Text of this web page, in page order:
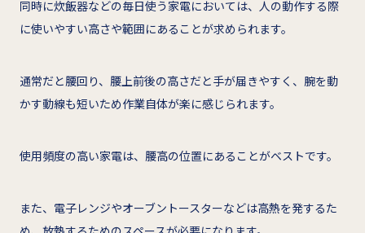
同時に炊飯器などの毎日使う家電においては、人の動作する際
に使いやすい高さや範囲にあることが求められます。
通常だと腰回り、腰上前後の高さだと手が届きやすく、腕を動
かす動線も短いため作業自体が楽に感じられます。
使用頻度の高い家電は、腰高の位置にあることがベストです。
また、電子レンジやオーブントースターなどは高熱を発するた